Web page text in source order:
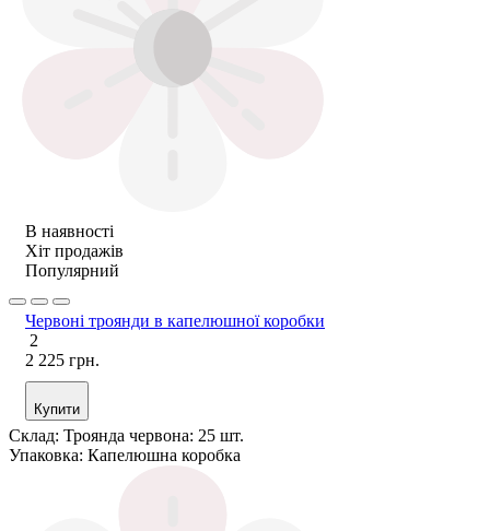
В наявності
Хіт продажів
Популярний
Червоні троянди в капелюшної коробки
2
2 225 грн.
Купити
Склад: Троянда червона: 25 шт.
Упаковка: Капелюшна коробка